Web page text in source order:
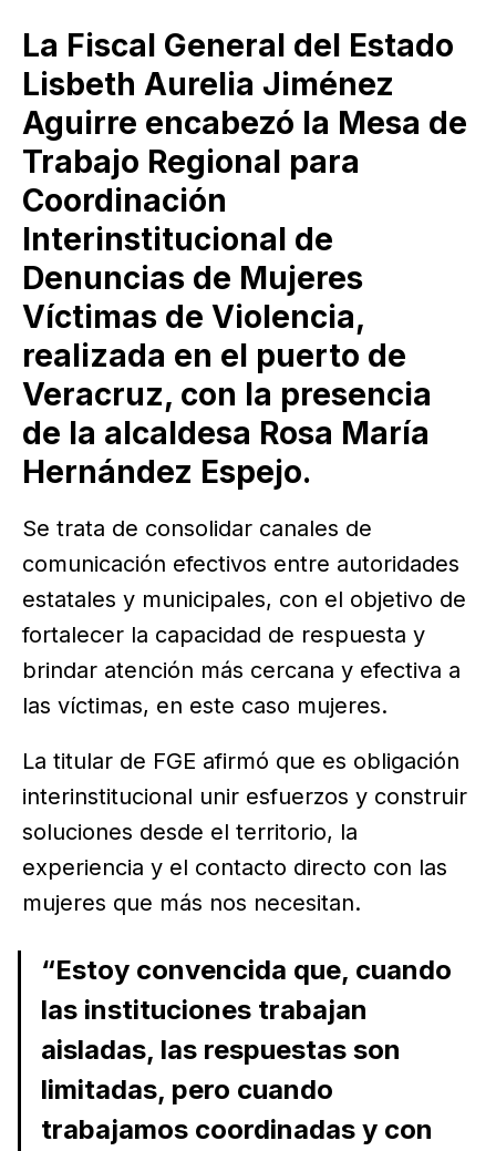
La Fiscal General del Estado
Lisbeth Aurelia Jiménez
Aguirre encabezó la Mesa de
Trabajo Regional para
Coordinación
Interinstitucional de
Denuncias de Mujeres
Víctimas de Violencia,
realizada en el puerto de
Veracruz, con la presencia
de la alcaldesa Rosa María
Hernández Espejo.
Se trata de consolidar canales de
comunicación efectivos entre autoridades
estatales y municipales, con el objetivo de
fortalecer la capacidad de respuesta y
brindar atención más cercana y efectiva a
las víctimas, en este caso mujeres.
La titular de FGE afirmó que es obligación
interinstitucional unir esfuerzos y construir
soluciones desde el territorio, la
experiencia y el contacto directo con las
mujeres que más nos necesitan.
“Estoy convencida que, cuando
las instituciones trabajan
aisladas, las respuestas son
limitadas, pero cuando
trabajamos coordinadas y con